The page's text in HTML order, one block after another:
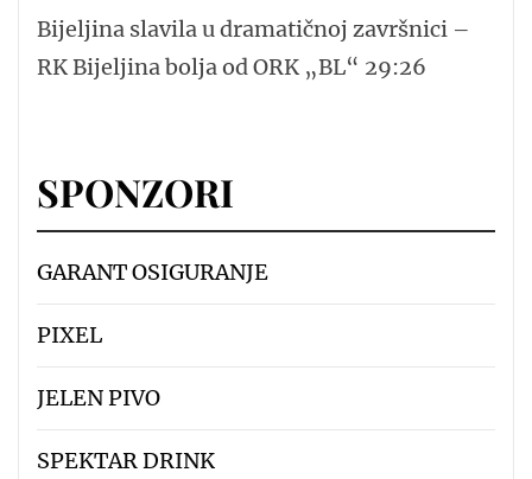
Bijeljina slavila u dramatičnoj završnici –
RK Bijeljina bolja od ORK „BL“ 29:26
SPONZORI
GARANT OSIGURANJE
PIXEL
JELEN PIVO
SPEKTAR DRINK